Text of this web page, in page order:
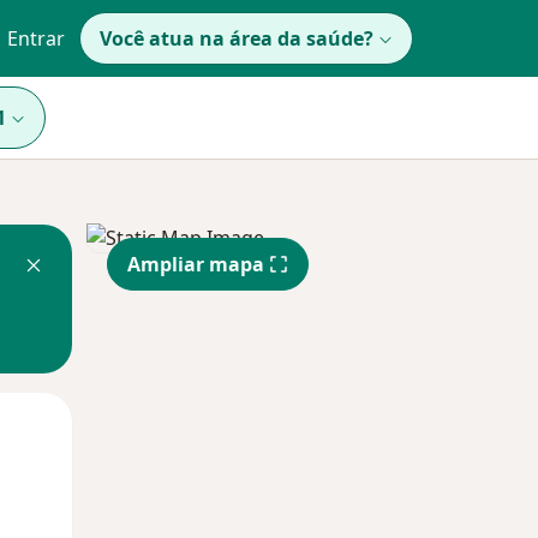
Entrar Você atua na área da saúde?
Ampliar mapa